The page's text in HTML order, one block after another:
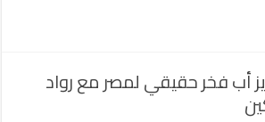
أب فخر حقيقي لمصر مع رواد